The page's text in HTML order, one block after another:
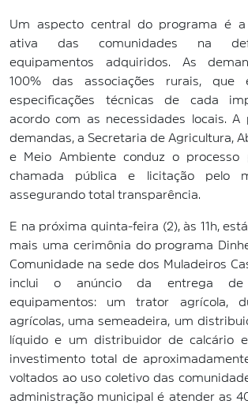
Um aspecto central do programa é a
ativa das comunidades na
equipamentos adquiridos. As
100% das associações rurais, que
especificações técnicas de cada
acordo com as necessidades locais. A
demandas, a Secretaria de Agricultura,
e Meio Ambiente conduz o
chamada pública e licitação pelo
assegurando total transparência.
E na próxima quinta-feira (2), às 11h,
mais uma cerimônia do programa
Comunidade na sede dos Muladeiros
inclui o anúncio da entrega
equipamentos: um trator agrícola,
agrícolas, uma semeadeira, um
líquido e um distribuidor de calcário
investimento total de
voltados ao uso coletivo das
administração municipal é atender as